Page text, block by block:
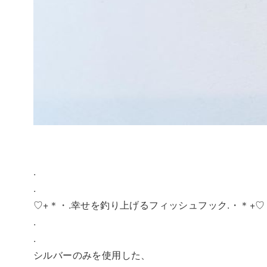
.
.
♡+＊・.幸せを釣り上げるフィッシュフック.・＊+♡
.
.
シルバーのみを使用した、